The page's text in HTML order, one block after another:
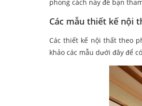
phong cách này để bạn
Các mẫu thiết kế nội
Các thiết kế nội thất theo
khảo các mẫu dưới đây để